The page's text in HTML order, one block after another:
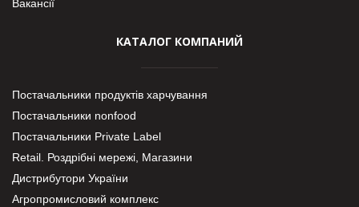
Вакансії
КАТАЛОГ КОМПАНИЙ
Постачальники продуктів харчування
Постачальники nonfood
Постачальники Private Label
Retail. Роздрібні мережі, Магазини
Дистрибутори України
Агропромисловий комплекс